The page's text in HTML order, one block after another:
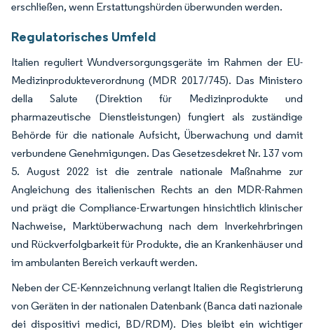
erschließen, wenn Erstattungshürden überwunden werden.
Regulatorisches Umfeld
Italien reguliert Wundversorgungsgeräte im Rahmen der EU-
Medizinprodukteverordnung (MDR 2017/745). Das Ministero
della Salute (Direktion für Medizinprodukte und
pharmazeutische Dienstleistungen) fungiert als zuständige
Behörde für die nationale Aufsicht, Überwachung und damit
verbundene Genehmigungen. Das Gesetzesdekret Nr. 137 vom
5. August 2022 ist die zentrale nationale Maßnahme zur
Angleichung des italienischen Rechts an den MDR-Rahmen
und prägt die Compliance-Erwartungen hinsichtlich klinischer
Nachweise, Marktüberwachung nach dem Inverkehrbringen
und Rückverfolgbarkeit für Produkte, die an Krankenhäuser und
im ambulanten Bereich verkauft werden.
Neben der CE-Kennzeichnung verlangt Italien die Registrierung
von Geräten in der nationalen Datenbank (Banca dati nazionale
dei dispositivi medici, BD/RDM). Dies bleibt ein wichtiger